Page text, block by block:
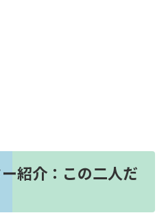
紹介：この二人だ